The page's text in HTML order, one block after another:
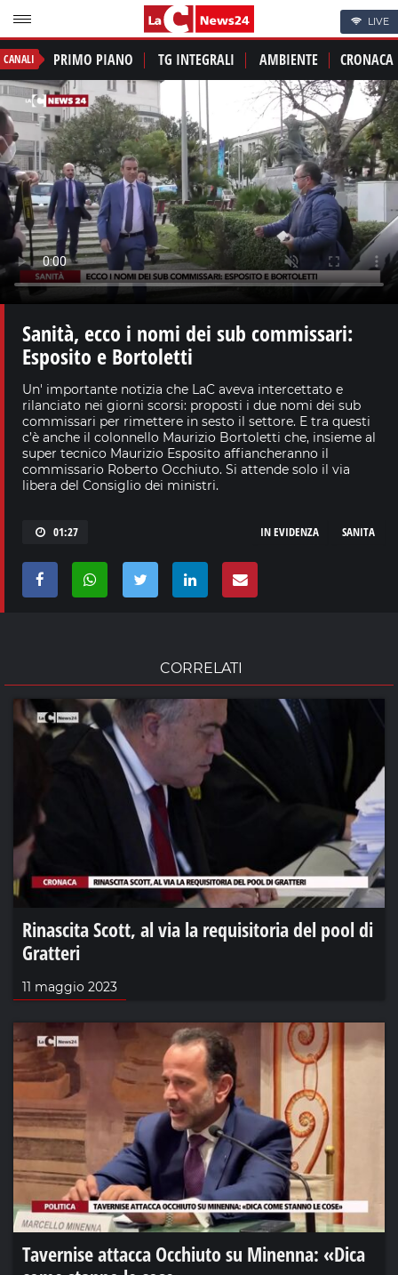
LIVE
CANALI PRIMO PIANO TG INTEGRALI AMBIENTE CRONACA
Sanità, ecco i nomi dei sub commissari:
Esposito e Bortoletti
Un' importante notizia che LaC aveva intercettato e
rilanciato nei giorni scorsi: proposti i due nomi dei sub
commissari per rimettere in sesto il settore. E tra questi
c’è anche il colonnello Maurizio Bortoletti che, insieme al
super tecnico Maurizio Esposito affiancheranno il
commissario Roberto Occhiuto. Si attende solo il via
libera del Consiglio dei ministri.
01:27 SANITA
IN EVIDENZA
CORRELATI
Rinascita Scott, al via la requisitoria del pool di
Gratteri
11 maggio 2023
Tavernise attacca Occhiuto su Minenna: «Dica